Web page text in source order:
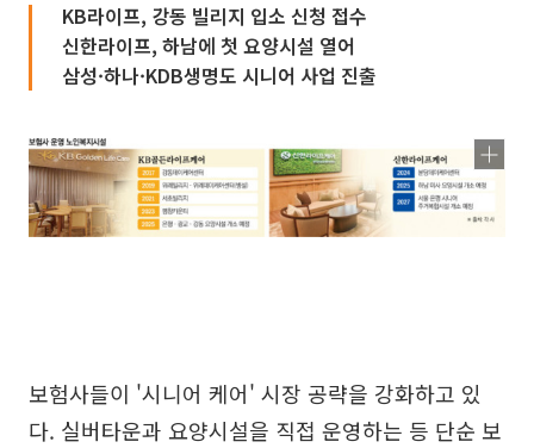
KB라이프, 강동 빌리지 입소 신청 접수
신한라이프, 하남에 첫 요양시설 열어
삼성·하나·KDB생명도 시니어 사업 진출
보험사들이 '시니어 케어' 시장 공략을 강화하고 있
다. 실버타운과 요양시설을 직접 운영하는 등 단순 보